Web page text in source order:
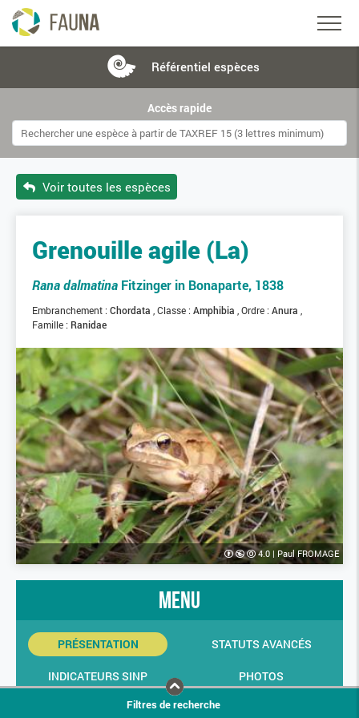
Référentiel espèces
Accès rapide
Voir toutes les espèces
Grenouille agile (La)
Rana dalmatina Fitzinger in Bonaparte, 1838
Embranchement : Chordata Classe : Amphibia Ordre : Anura
Famille : Ranidae
4.0 | Paul FROMAGE
menu
PRÉSENTATION STATUTS AVANCÉS
INDICATEURS SINP
PHOTOS
Filtres de recherche